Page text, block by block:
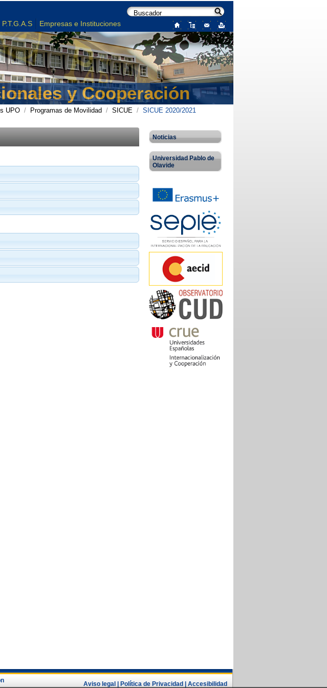
P.T.G.A.S Empresas e Instituciones
y Cooperación
UPO/ Programas de Movilidad / SICUE/ SICUE 2020/2021
Noticias
Universidad Pablo de
Olavide
Aviso legal Política de Privacidad Accesibilidad